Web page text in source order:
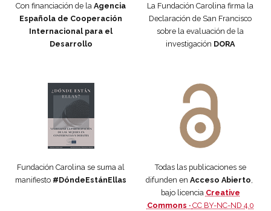
Con financiación de la Agencia
Española de Cooperación
Internacional para el
Desarrollo
La Fundación Carolina firma la
Declaración de San Francisco
sobre la evaluación de la
investigación DORA
Fundación Carolina se suma al
manifiesto #DóndeEstánEllas
Todas las publicaciones se
difunden en Acceso Abierto,
bajo licencia Creative
Commons · CC BY-NC-ND 4.0